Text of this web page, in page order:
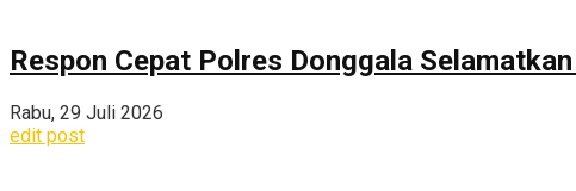
Respon Cepat Polres Donggala
Rabu, 29 Juli 2026
edit post